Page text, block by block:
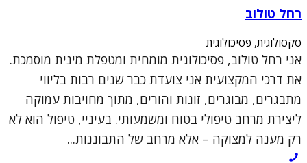
רחל טולוב
סקסולוגית, פסיכולוגית
אני רחל טולוב, פסיכולוגית מומחית ומטפלת מינית מוסמכת.
את דרכי המקצועית אני צועדת כבר שנים רבות בליווי
מתבגרים, מבוגרים, זוגות והורים, מתוך מחויבות עמוקה
ליצירת מרחב טיפולי בטוח ומשמעותי. בעיניי, טיפול הוא לא
רק מענה למצוקה – אלא מרחב של התבוננות...